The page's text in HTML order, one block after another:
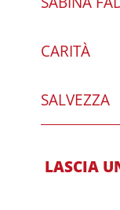
CARITÀ
SALVEZZA
LASCIA